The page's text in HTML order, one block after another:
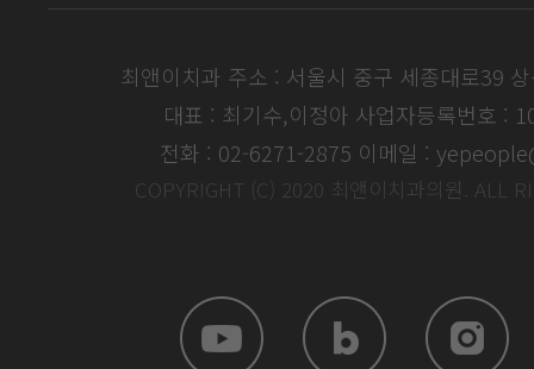
최앤이치과 주소 : 서울시 중구 세종대로39
대표 : 최기수,이정아 사업자등록번호 :
전화 : 02-6271-2875 이메일 :
COPYRIGHT (C) 2020 최앤이치과의원. ALL